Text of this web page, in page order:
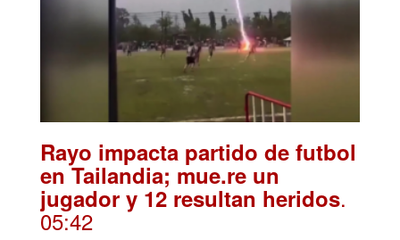
Rayo impacta partido de futbol
en Tailandia; mue.re un
jugador y 12 resultan heridos.
05:42